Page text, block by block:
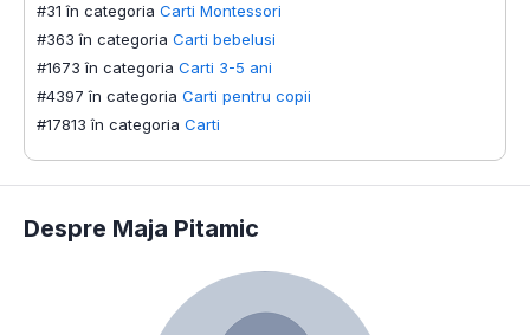
#31 în categoria Carti Montessori
#363 în categoria Carti bebelusi
#1673 în categoria Carti 3-5 ani
#4397 în categoria Carti pentru copii
#17813 în categoria Carti
Despre Maja Pitamic